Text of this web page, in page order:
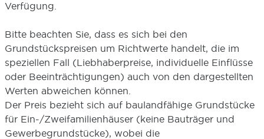
Verfügung.
Bitte beachten Sie, dass es sich bei den
Grundstückspreisen um Richtwerte handelt, die im
speziellen Fall (Liebhaberpreise, individuelle Einflüsse
oder Beeinträchtigungen) auch von den dargestellten
Werten abweichen können.
Der Preis bezieht sich auf baulandfähige Grundstücke
für Ein-/Zweifamilienhäuser (keine Bauträger und
Gewerbegrundstücke), wobei die